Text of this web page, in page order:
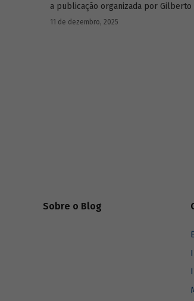
a publicação organizada por Gilberto
e José Antônio Pereira de Souza,
11 de dezembro, 2025
Sobre o Blog